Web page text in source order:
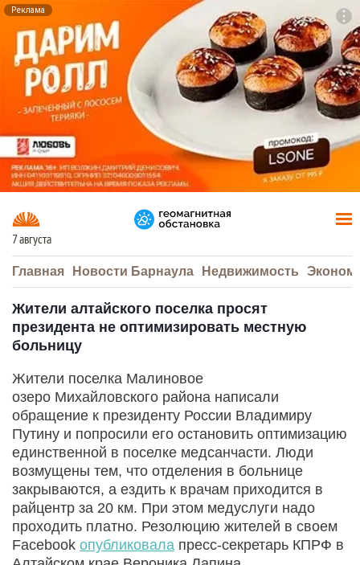
Реклама
7 августа
Главная Новости Барнаула Недвижимость
Жители алтайского поселка просят
президента не оптимизировать местную
больницу
Жители поселка Малиновое
озеро Михайловского района написали
обращение к президенту России Владимиру
Путину и попросили его остановить оптимизацию
единственной в поселке медсанчасти. Люди
возмущены тем, что отделения в больнице
закрываются, а ездить к врачам приходится в
райцентр за 20 км. При этом медуслуги надо
проходить платно. Резолюцию жителей в своем
Facebook опубликовала пресс-секретарь КПРФ в